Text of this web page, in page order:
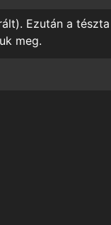
Ezután a
meg.